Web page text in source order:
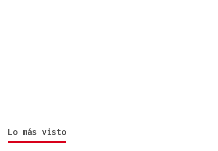
Lo más visto